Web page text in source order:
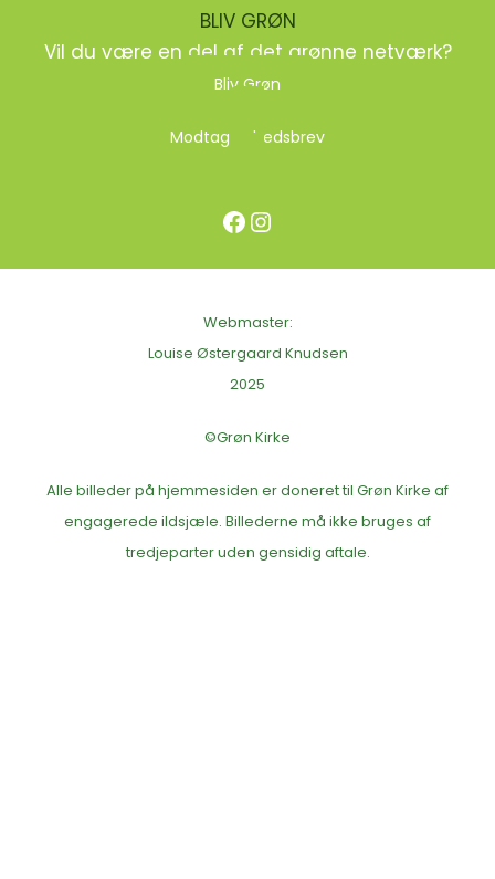
BLIV GRØN
Vil du være en del af det grønne netværk?
Bliv Grøn
Modtag nyhedsbrev
Facebook Instagram
Webmaster:
Louise Østergaard Knudsen
2025
©Grøn Kirke
Alle billeder på hjemmesiden er doneret til Grøn Kirke af
engagerede ildsjæle. Billederne må ikke bruges af
tredjeparter uden gensidig aftale.